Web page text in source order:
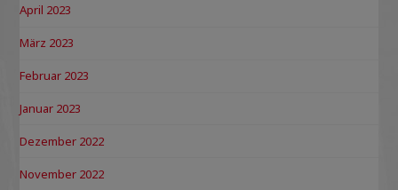
April 2023
März 2023
Februar 2023
Januar 2023
Dezember 2022
November 2022